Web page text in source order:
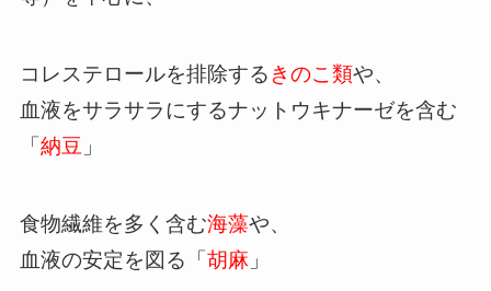
コレステロールを排除する きのこ類や、
血液をサラサラにするナットウキナーゼを含む
「 納豆 」
食物繊維を多く含む海藻や、
血液の安定を図る「胡麻 」